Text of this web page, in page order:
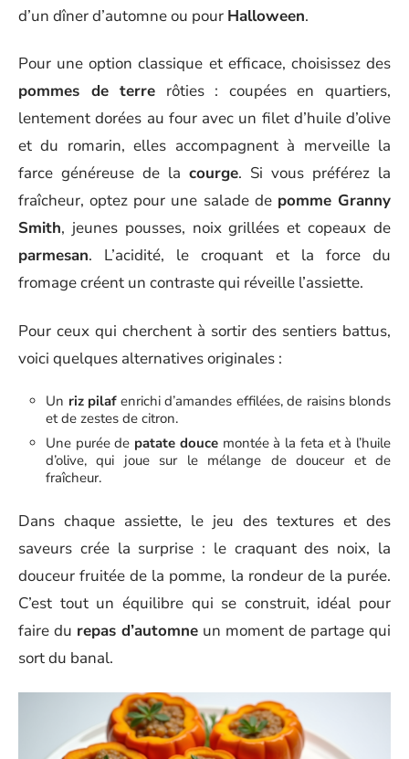
d’un dîner d’automne ou pour Halloween.
Pour une option classique et efficace, choisissez des
pommes de terre rôties : coupées en quartiers,
lentement dorées au four avec un filet d’huile d’olive
et du romarin, elles accompagnent à merveille la
farce généreuse de la courge. Si vous préférez la
fraîcheur, optez pour une salade de pomme Granny
Smith, jeunes pousses, noix grillées et copeaux de
parmesan. L’acidité, le croquant et la force du
fromage créent un contraste qui réveille l’assiette.
Pour ceux qui cherchent à sortir des sentiers battus,
voici quelques alternatives originales :
Un riz pilafenrichi d’amandes effilées, de raisins blonds
et de zestes de citron.
Une purée de patate doucemontée à la feta et à l’huile
d’olive, qui joue sur le mélange de douceur et de
fraîcheur.
Dans chaque assiette, le jeu des textures et des
saveurs crée la surprise : le craquant des noix, la
douceur fruitée de la pomme, la rondeur de la purée.
C’est tout un équilibre qui se construit, idéal pour
faire du repas d’automne un moment de partage qui
sort du banal.